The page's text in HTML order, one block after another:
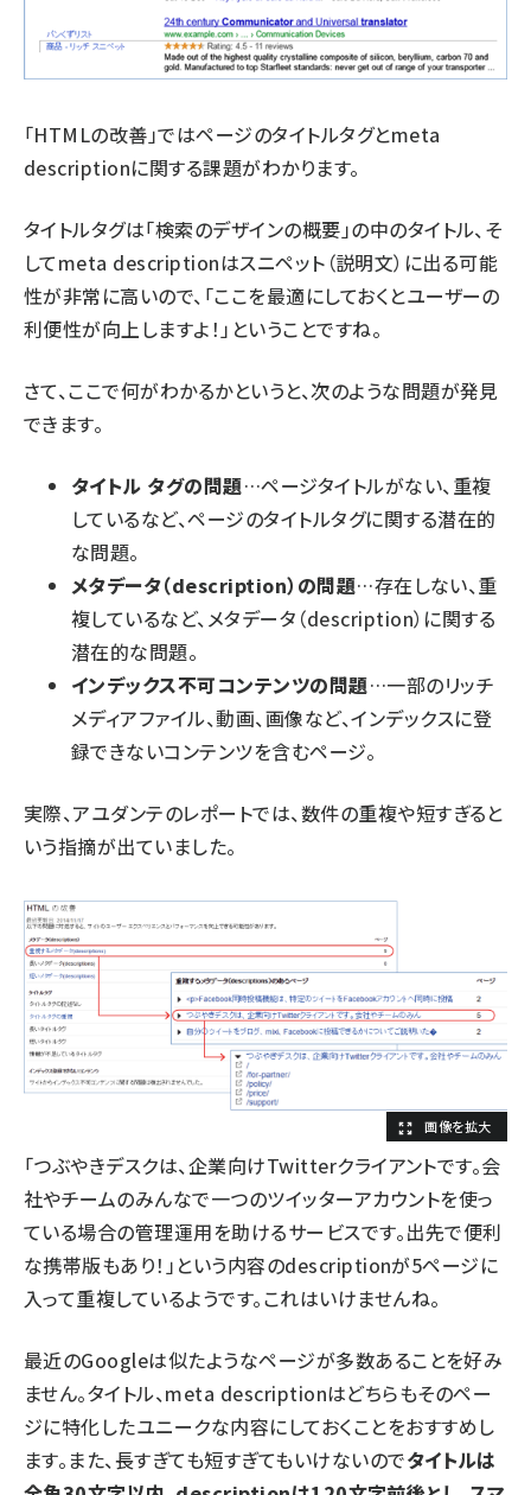
「HTMLの改善」ではページのタイトルタグとmeta
descriptionに関する課題がわかります。
タイトルタグは「検索のデザインの概要」の中のタイトル、そ
してmeta descriptionはスニペット（説明文）に出る可能
性が非常に高いので、「ここを最適にしておくとユーザーの
利便性が向上しますよ！」ということですね。
さて、ここで何がわかるかというと、次のような問題が発見
できます。
タイトル タグの問題…ページタイトルがない、重複
しているなど、ページのタイトルタグに関する潜在的
な問題。
メタデータ（description）の問題…存在しない、重
複しているなど、メタデータ（description）に関する
潜在的な問題。
インデックス不可コンテンツの問題…一部のリッチ
メディアファイル、動画、画像など、インデックスに登
録できないコンテンツを含むページ。
実際、アユダンテのレポートでは、数件の重複や短すぎると
いう指摘が出ていました。
「つぶやきデスクは、企業向けTwitterクライアントです。会
社やチームのみんなで一つのツイッターアカウントを使っ
ている場合の管理運用を助けるサービスです。出先で便利
な携帯版もあり！」という内容のdescriptionが5ページに
入って重複しているようです。これはいけませんね。
最近のGoogleは似たようなページが多数あることを好み
ません。タイトル、meta descriptionはどちらもそのペー
ジに特化したユニークな内容にしておくことをおすすめし
ます。また、長すぎても短すぎてもいけないのでタイトルは